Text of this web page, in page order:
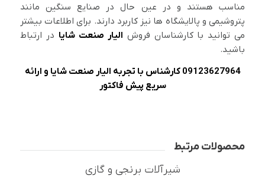
مناسب هستند و در عین حال در صنایع سنگین مانند
پتروشیمی و پالایشگاه ها نیز کاربرد دارند. برای اطلاعات بیشتر
می توانید با کارشناسان فروش الیار صنعت شایا در ارتباط
باشید.
09123627964 کارشناس با تجربه الیار صنعت شایا و ارائه
سریع پیش فاکتور
محصولات مرتبط
شیرآلات برنجی و گازی